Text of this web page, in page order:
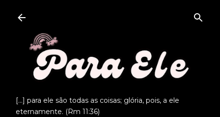
[...] para ele são todas as coisas; glória, pois, a ele
eternamente. (Rm 11:36)